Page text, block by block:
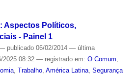
Aspectos Políticos,
- Painel 1
publicado06/02/2014 — última
2025 08:32 — registrado em: O Comum,
, Trabalho, América Latina, Segurança